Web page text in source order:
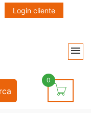
Login cliente
0